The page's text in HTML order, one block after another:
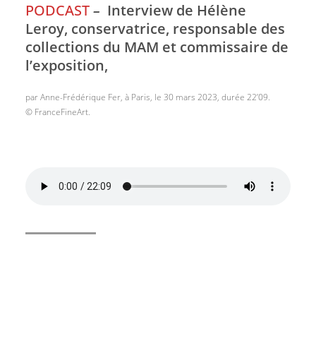
PODCAST– Interview de Hélène
Leroy, conservatrice, responsable des
collections du MAM et commissaire de
l’exposition,
par Anne-Frédérique Fer, à Paris, le 30 mars 2023, durée 22’09.
© FranceFineArt.